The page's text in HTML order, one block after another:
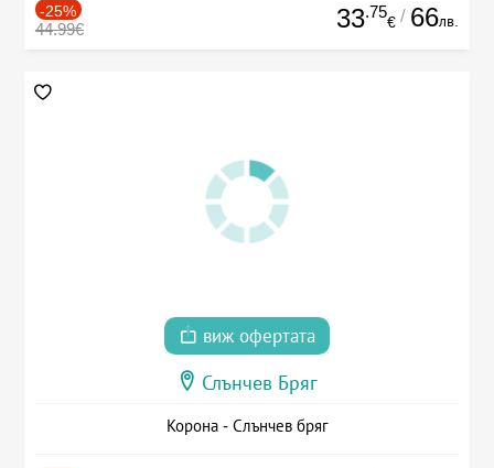
-25%
44.99€ 33.75
€ / 66лв.
виж офертата
Слънчев Бряг
Корона - Слънчев бряг